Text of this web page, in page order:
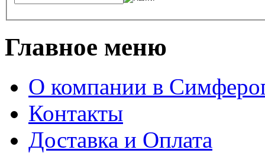
Главное меню
О компании в
Контакты
Доставка и Оплата